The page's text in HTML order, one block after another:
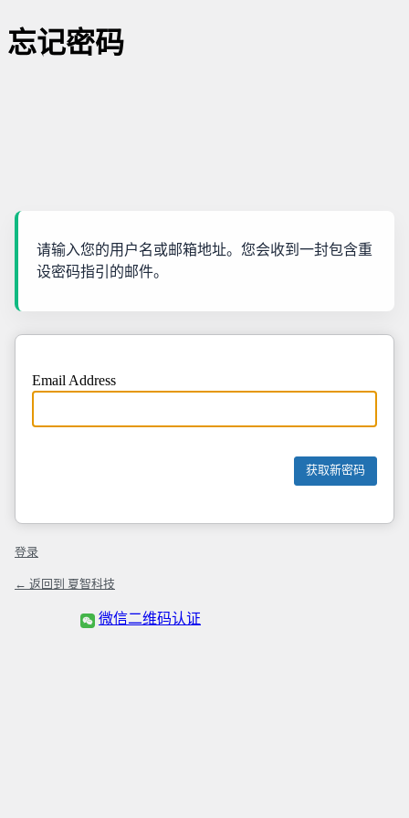
忘记密码
请输入您的用户名或邮箱地址。您会收到一封包含重
设密码指引的邮件。
Email Address
登录
← 返回到 夏智科技
微信二维码认证